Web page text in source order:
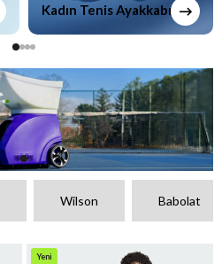
Kadın Tenis Ayakkabıları
Wilson Babolat
Yeni